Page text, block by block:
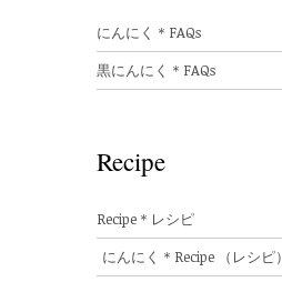
にんにく＊FAQs
黒にんにく＊FAQs
Recipe
Recipe＊レシピ
にんにく＊Recipe （レシピ）